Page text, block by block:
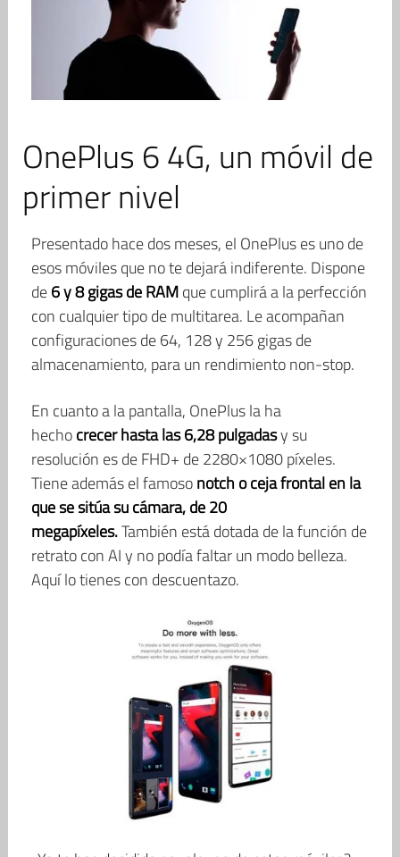
OnePlus 6 4G, un móvil de
primer nivel
Presentado hace dos meses, el OnePlus es uno de
esos móviles que no te dejará indiferente. Dispone
de6 y 8 gigas de RAMque cumplirá a la perfección
con cualquier tipo de multitarea. Le acompañan
configuraciones de 64, 128 y 256 gigas de
almacenamiento, para un rendimiento non-stop.
En cuanto a la pantalla, OnePlus la ha
hechocrecer hasta las 6,28 pulgadasy su
resolución es de FHD+ de 2280×1080 píxeles.
Tiene además el famosonotch o ceja frontal en la
que se sitúa su cámara, de 20
megapíxeles.También está dotada de la función de
retrato con AI y no podía faltar un modo belleza.
Aquí lo tienes con descuentazo.